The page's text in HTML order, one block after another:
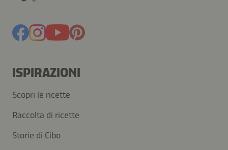
ISPIRAZIONI
Scopri le ricette
Raccolta di ricette
Storie di Cibo